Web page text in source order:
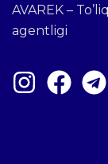
AVAREK –
agentligi